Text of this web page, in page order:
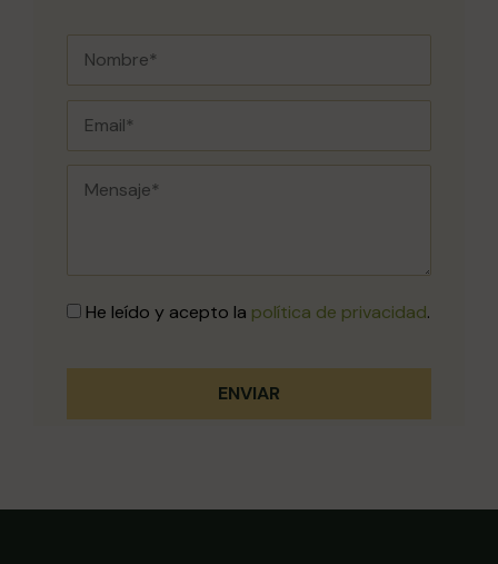
He leído y acepto la política de privacidad.